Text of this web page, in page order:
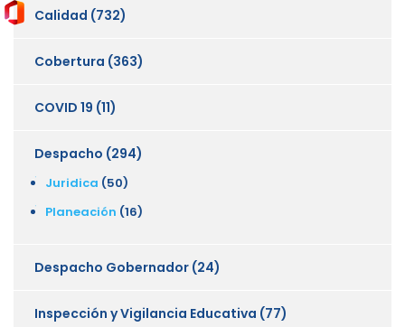
Calidad (732)
Cobertura (363)
COVID 19 (11)
Despacho (294)
Juridica (50)
Planeación (16)
Despacho Gobernador (24)
Inspección y Vigilancia Educativa (77)